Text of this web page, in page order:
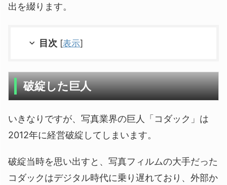
出を綴ります。
目次 [表示]
破綻した巨人
いきなりですが、写真業界の巨人「コダック」は
2012年に経営破綻してしまいます。
破綻当時を思い出すと、写真フィルムの大手だった
コダックはデジタル時代に乗り遅れており、外部か